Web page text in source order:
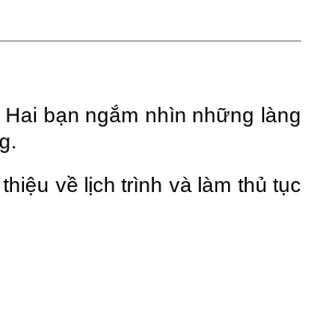
bạn ngắm nhìn những làng
về lịch trình và làm thủ tục